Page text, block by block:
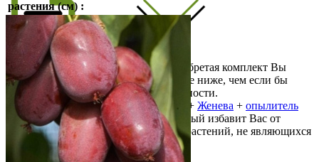
растения (см) :
Описание
Внимание! Выгодная покупка - приобретая комплект Вы
получаете несколько растений по цене ниже, чем если бы
покупали каждое растение по отдельности.
Актинидия аргута Пурпурна Садова
+ Женева + опылитель
Вейки Мужской- это комплект, который избавит Вас от
необходимости думать об опылении растений, не являющихся
самоопыляемыми.